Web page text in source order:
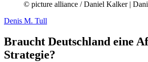
© picture alliance / Daniel Kalker |
Denis M. Tull
Braucht Deutschland eine
Strategie?